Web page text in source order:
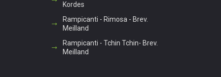
Kordes
Rampicanti - Rimosa - Brev.
Meilland
Rampicanti - Tchin Tchin- Brev.
Meilland